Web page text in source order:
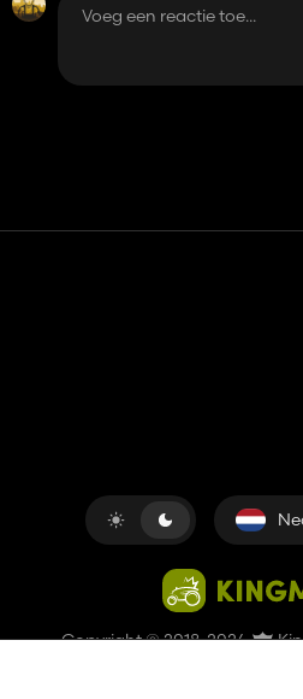
Copyright © 2018-2026